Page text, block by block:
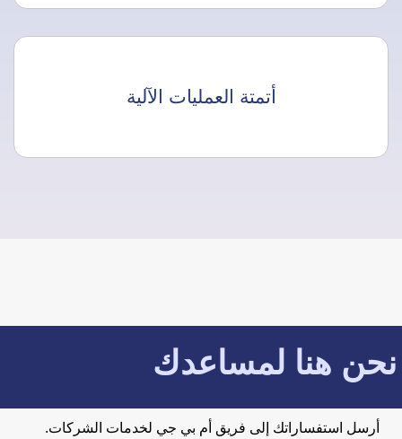
أتمتة العمليات الآلية
نحن هنا لمساعدك
أرسل استفساراتك إلى فريق أم بي جي لخدمات الشركات.